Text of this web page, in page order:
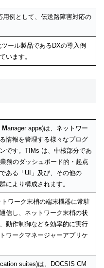
例として、伝送路障害対応の
ール製品であるDXの導入例
います。
Manager apps)は、ネットワー
情報を管理する様々なプログ
です。TIMs は、中核部分であ
務のダッシュボード的・起点
ある「UI」及び、その他の
により構成されます。
ワーク末梢の端末機器に常駐
信し、ネットワーク末梢の状
動作制御などを効率的に実行
ワークマネージャーアプリケ
suites)は、DOCSIS CM